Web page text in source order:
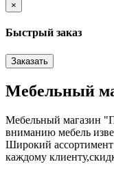
×
Быстрый заказ
Заказать
Мебельный
Мебельный магазин
вниманию мебель
Широкий
каждому